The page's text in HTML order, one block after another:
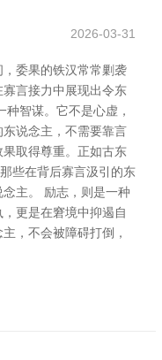
2026-03-31
委果的铁汉常常剿袭
言接力中展现出令东
智谋。它不是心虚，
说念主，不需要靠言
取得尊重。正如古东
些在背后寡言汲引的东
主。 励志，则是一种
更是在窘境中抑遏自
，不会被障碍打倒，